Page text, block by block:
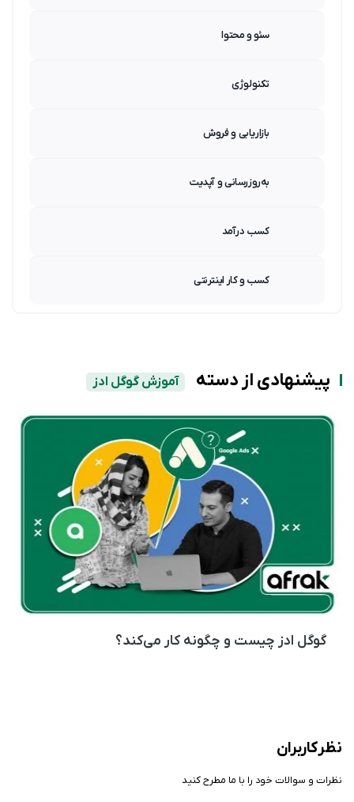
سئو و محتوا
تکنولوژی
بازاریابی و فروش
به‌روزرسانی و آپدیت
کسب درآمد
کسب و کار اینترنتی
پیشنهادی از دسته آموزش گوگل ادز
گوگل ادز چیست و چگونه کار می‌کند؟
نظر کاربران
نظرات و سوالات خود را با ما مطرح کنید